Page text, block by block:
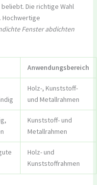
Die richtige Wahl
Hochwertige
Fenster abdichten
Anwendungsbereich
Holz-, Kunststoff-
und Metallrahmen
Kunststoff- und
Metallrahmen
Holz- und
Kunststoffrahmen